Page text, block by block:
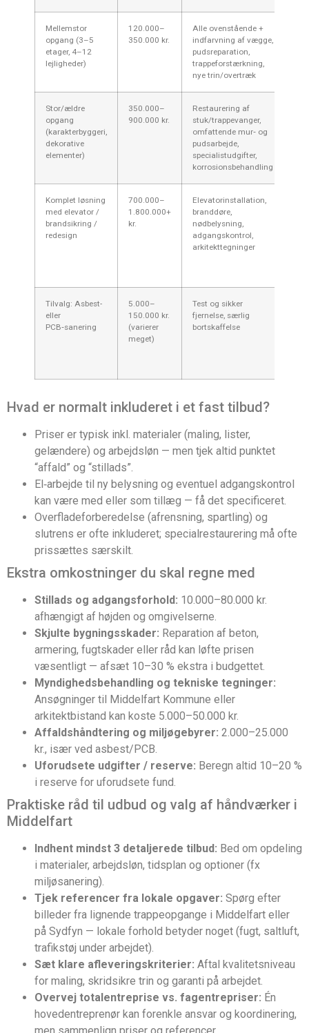
Mellemstor
opgang (3–5
etager, 4–12
lejligheder)
120.000–
350.000 kr.
Alle ovenstående +
indfarvning af vægge,
pudsreparation,
trappeforstærkning,
nye trin/overtræk
Stor/ældre
opgang
(karakterbyggeri,
dekorative
elementer)
350.000–
900.000 kr.
Restaurering af
stuk/trappevanger,
omfattende mur‑ og
pudsarbejde,
specialistudgifter,
korrosionsbehandling
Komplet løsning
med elevator /
brandsikring /
redesign
700.000–
1.800.000+
kr.
Elevatorinstallation,
branddøre,
nødbelysning,
adgangskontrol,
arkitekttegninger
Tilvalg: Asbest-
eller
PCB‑sanering
5.000–
150.000 kr.
(varierer
meget)
Test og sikker
fjernelse, særlig
bortskaffelse
Hvad er normalt inkluderet i et fast tilbud?
Priser er typisk inkl. materialer (maling, lister,
gelændere) og arbejdsløn — men tjek altid punktet
“affald” og “stillads”.
El‑arbejde til ny belysning og eventuel adgangskontrol
kan være med eller som tillæg — få det specificeret.
Overfladeforberedelse (afrensning, spartling) og
slutrens er ofte inkluderet; specialrestaurering må ofte
prissættes særskilt.
Ekstra omkostninger du skal regne med
Stillads og adgangsforhold: 10.000–80.000 kr.
afhængigt af højden og omgivelserne.
Skjulte bygningsskader: Reparation af beton,
armering, fugtskader eller råd kan løfte prisen
væsentligt — afsæt 10–30 % ekstra i budgettet.
Myndighedsbehandling og tekniske tegninger:
Ansøgninger til Middelfart Kommune eller
arkitektbistand kan koste 5.000–50.000 kr.
Affaldshåndtering og miljøgebyrer: 2.000–25.000
kr., især ved asbest/PCB.
Uforudsete udgifter / reserve: Beregn altid 10–20 %
i reserve for uforudsete fund.
Praktiske råd til udbud og valg af håndværker i
Middelfart
Indhent mindst 3 detaljerede tilbud: Bed om opdeling
i materialer, arbejdsløn, tidsplan og optioner (fx
miljøsanering).
Tjek referencer fra lokale opgaver: Spørg efter
billeder fra lignende trappeopgange i Middelfart eller
på Sydfyn — lokale forhold betyder noget (fugt, saltluft,
trafikstøj under arbejdet).
Sæt klare afleveringskriterier: Aftal kvalitetsniveau
for maling, skridsikre trin og garanti på arbejdet.
Overvej totalentreprise vs. fagentrepriser: Én
hovedentreprenør kan forenkle ansvar og koordinering,